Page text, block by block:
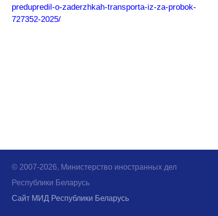
predupredil-o-zaderzhkah-transporta-iz-za-probok-
727352-2025/
© 2007-2026, Министерство иностранных дел
Республики Беларусь
Сайт МИД Республики Беларусь